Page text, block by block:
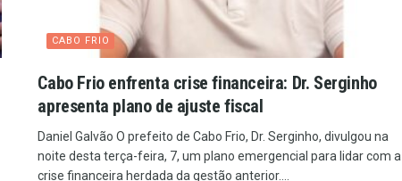
CABO FRIO
Cabo Frio enfrenta crise financeira: Dr. Serginho
apresenta plano de ajuste fiscal
Daniel Galvão O prefeito de Cabo Frio, Dr. Serginho, divulgou na
noite desta terça-feira, 7, um plano emergencial para lidar com a
crise financeira herdada da gestão anterior....